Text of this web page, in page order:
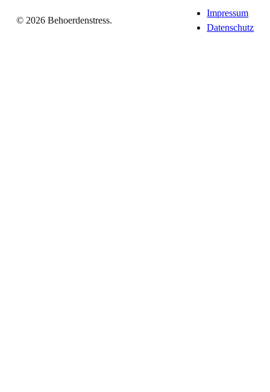
© 2026 Behoerdenstress.
Impressum
Datenschutz